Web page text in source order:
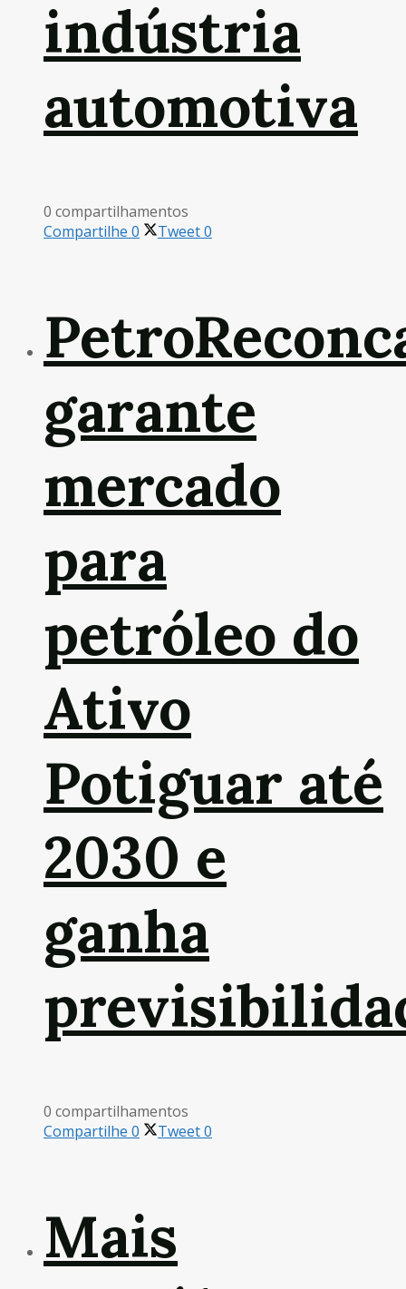
indústria
automotiva
0 compartilhamentos
Compartilhe 0 Tweet0
garante
mercado
para
petróleo do
Ativo
Potiguar até
2030 e
ganha
0 compartilhamentos
Compartilhe 0 Tweet0
Mais